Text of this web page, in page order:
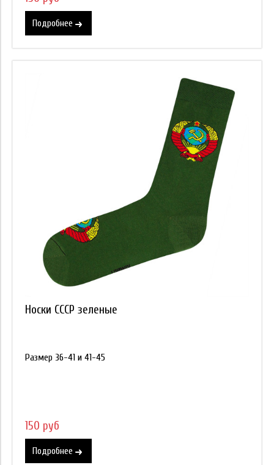
Подробнее
Носки СССР зеленые
Размер 36-41 и 41-45
150 руб
Подробнее